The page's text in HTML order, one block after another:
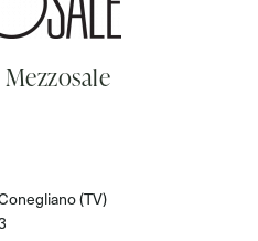
(TV)